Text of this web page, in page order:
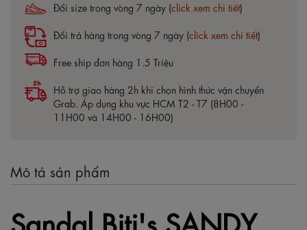
Đổi size trong vòng 7 ngày (click xem chi tiết)
Đổi trả hàng trong vòng 7 ngày (click xem chi tiết)
Free ship đơn hàng 1.5 Triệu
Hỗ trợ giao hàng 2h khi chọn hình thức vận chuyển
Grab. Áp dụng khu vực HCM T2 - T7 (8H00 -
11H00 và 14H00 - 16H00)
Mô tả sản phẩm
Sandal Biti's SANDY